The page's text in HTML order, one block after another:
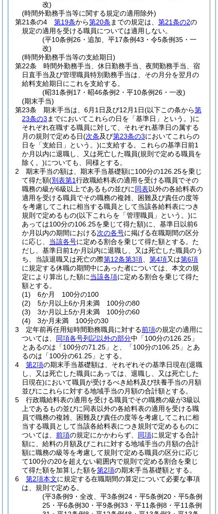
改)
(時間外勤務手当等に関する規定の適用除外)
第21条の4
第19条から第20条 までの規定は、 第21条の2の
規定の適用を受ける職員については適用しない。
(平10条例26・追加、平17条例43・令5条例35・一
改)
(時間外勤務手当等の支給期日)
第22条
時間外勤務手当、休日勤務手当、夜間勤務手当、宿
日直手当及び管理職員特別勤務手当は、その月分を翌月の
給料支給期日にこれを支給する。
(昭31条例17・昭46条例2・平10条例26・一改)
(期末手当)
第23条
期末手当は、6月1日及び12月1日(以下この条から第
23条の3 までにおいてこれらの日を「基準日」という。)に
それぞれ在職する職員に対して、それぞれ基準日の属する
月の規則で定める日(次条及び第23条の3においてこれらの
日を「支給日」という。)に支給する。
これらの基準日前1
か月以内に退職し、又は死亡した職員(規則で定める職員を
除く。)についても、同様とする。
2
期末手当の額は、期末手当基礎額に100分の126.25を乗じ
て得た額(別表第1行政職給料表の適用を受ける職員でその
職務の級が6級以上であるもの並びに同表以外の各給料表の
適用を受ける職員でその職務の複雑、困難及び責任の度等
を考慮してこれに相当する職員として当該各給料表につき
規則で定めるもの(以下これらを「管理職員」という。)に
あっては100分の106.25を乗じて得た額)に、基準日以前6
か月以内の期間における次の各号に掲げる在職期間の区分
に応じ、 当該各号に定める割合を乗じて得た額とする。 た
だし、基準日前1か月以内に退職し、又は死亡した職員のう
ち、当該退職又は死亡の際第12条第3項 第4項又は第6項
に規定する休職の期間中にあった者については、本文の規
定により算出した額に当該各項に定める割合を乗じて得た
額とする。
(1)
6か月 100分の100
(2)
5か月以上6か月未満 100分の80
(3)
3か月以上5か月未満 100分の60
(4)
3か月未満 100分の30
3
定年前再任用短時間勤務職員に対する前項の規定の適用に
ついては、 同項各号列記以外の部分中「100分の126.25」
とあるのは「100分の71.25」と、「100分の106.25」とあ
るのは「100分の61.25」とする。
4
第2項の期末手当基礎額は、それぞれその基準日現在(退職
し、又は死亡した職員にあっては、退職し、又は死亡した
日現在)において職員が受けるべき給料及び扶養手当の月額
並びにこれらに対する地域手当の月額の合計額とする。
5
行政職給料表の適用を受ける職員でその職務の級が3級以
上であるもの並びに同表以外の各給料表の適用を受ける職
員で職務の複雑、困難及び責任の度等を考慮してこれに相
当する職員として当該各給料表につき規則で定めるものに
ついては、 前項の規定にかかわらず、 同項に規定する合計
額に、給料の月額及びこれに対する地域手当の月額の合計
額に職務の級等を考慮して規則で定める職員の区分に応じ
て100分の20を超えない範囲内で規則で定める割合を乗じ
て得た額を加算した額を第2項の期末手当基礎額とする。
6
第2項本文に規定する在職期間の算定について必要な事項
は、規則で定める。
(平3条例9・全改、平3条例24・平5条例20・平5条例
25・平6条例30・平9条例33・平11条例8・平11条例